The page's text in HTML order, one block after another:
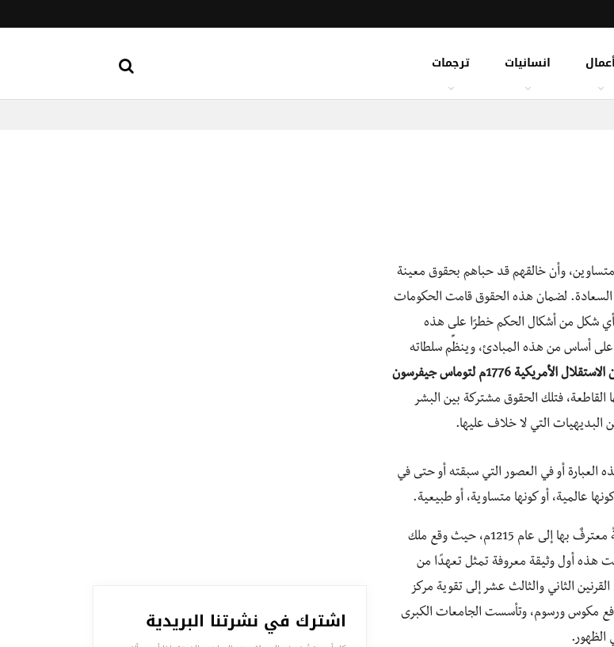
أعمال انسانيات ترجمات
وأن خالقهم قد حباهم بحقوق معينة
السعادة. لضمان هذه الحقوق قامت الحكومات
شكل من أشكال الحكم خطرًا على هذه
على أساس من هذه المبادئ، وينظِّم سلطاته
الأمريكية 1776م لتوماس جيفرسون
فتلك الحقوق مشتركة بين البشر
البديهيات التي لا خلاف عليها.
أو في العصور التي سبقته أو حتى في
عالمية، أو كونها متساوية، أو طبيعية.
يرجع المؤرخون الغربيون نشأة مفهوم حقوق الإنسان إلى بصفتها وثائقٌ قانونيةٌ معترفٌ بها إلى عام 1215م، حيث وقع ملك
هذه أول وثيقة معروفة تمثل تعهدًا من
الثاني والثالث عشر إلى تقوية مركز
دفع مكوس ورسوم، وتأسست الجامعات الكبرى
الظهور.
اشترك في نشرتنا البريدية